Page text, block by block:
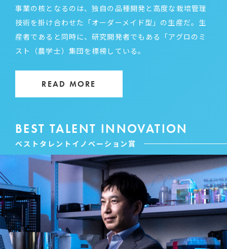
事業の核となるのは、独自の品種開発と高度な栽培管理
技術を掛け合わせた「オーダーメイド型」の生産だ。生
産者であると同時に、研究開発者でもある「アグロのミ
スト（農学士）集団を標榜している。
READ MORE
BEST TALENT INNOVATION
ベストタレントイノベーション賞